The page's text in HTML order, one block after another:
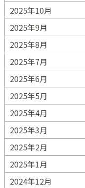
2025年10月
2025年9月
2025年8月
2025年7月
2025年6月
2025年5月
2025年4月
2025年3月
2025年2月
2025年1月
2024年12月